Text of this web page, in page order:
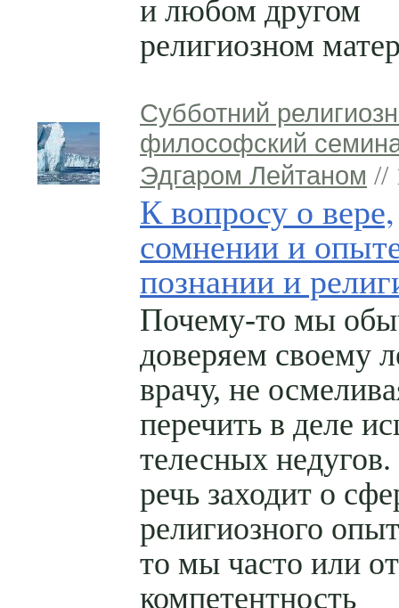
и любом другом
религиозном
Субботний
философский
Эдгаром Лейтаном //
К вопросу о вере,
сомнении и
познании и
Почему-то мы
доверяем своему
врачу, не
перечить в деле
телесных
речь заходит о
религиозного
то мы часто или
компетентность